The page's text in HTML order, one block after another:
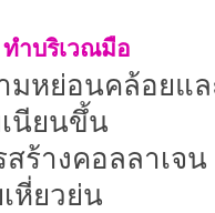
ทำบริเวณมือ
มหย่อนคล้อยแ
นียนขึ้น
สร้างคอลลาเจน
หี่ยวย่น